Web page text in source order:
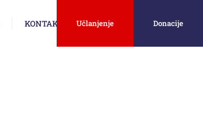
KONTAKT Učlanjenje Donacije